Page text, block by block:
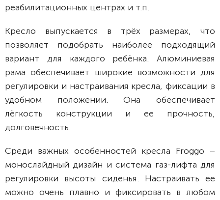
реабилитационных центрах и т.п.
Кресло выпускается в трёх размерах, что
позволяет подобрать наиболее подходящий
вариант для каждого ребёнка. Алюминиевая
рама обеспечивает широкие возможности для
регулировки и настраивания кресла, фиксации в
удобном положении. Она обеспечивает
лёгкость конструкции и ее прочность,
долговечность.
Среди важных особенностей кресла Froggo –
монослайдный дизайн и система газ-лифта для
регулировки высоты сиденья. Настраивать ее
можно очень плавно и фиксировать в любом